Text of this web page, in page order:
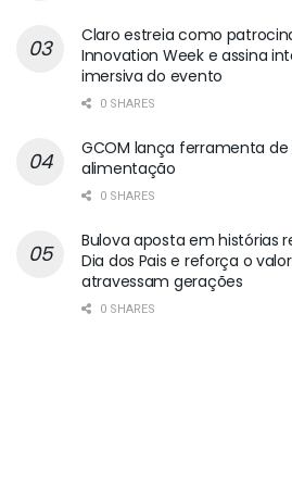
Claro estreia como
Innovation Week e assina
imersiva do evento
0 SHARES
GCOM lança ferramenta
alimentação
0 SHARES
Bulova aposta em histórias
Dia dos Pais e reforça o
atravessam gerações
0 SHARES